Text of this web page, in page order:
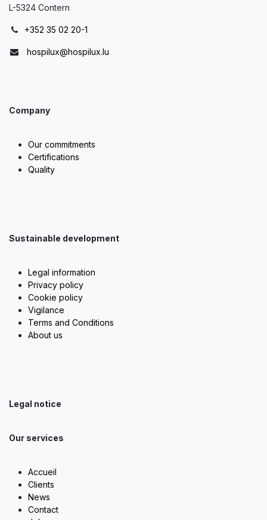
L-5324 Contern
+352 35 02 20-1
hospilux@hospilux.lu
Company
Our commitments
Certifications
Quality
Sustainable development
Legal information
Privacy policy
Cookie policy
Vigilance
Terms and Conditions
About us
Legal notice
Our services
Accueil
Clients
News
Contact